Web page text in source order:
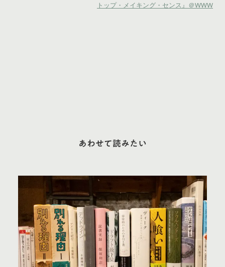
トップ・メイキング・センス』＠WWW
あわせて読みたい